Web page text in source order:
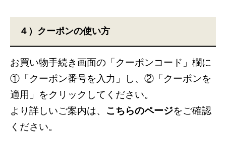
４）クーポンの使い方
お買い物手続き画面の「クーポンコード」欄に
①「クーポン番号を入力」し、②「クーポンを
適用」をクリックしてください。
より詳しいご案内は、 こちらのページをご確認
ください。